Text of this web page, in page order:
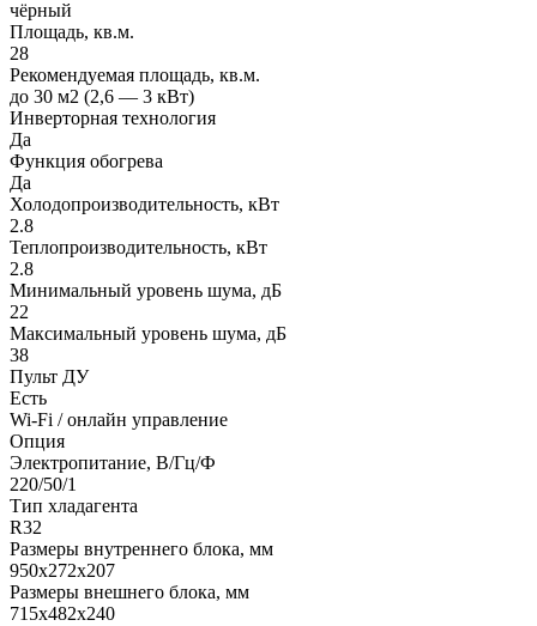
чёрный
Площадь, кв.м.
28
Рекомендуемая площадь, кв.м.
до 30 м2 (2,6 — 3 кВт)
Инверторная технология
Да
Функция обогрева
Да
Холодопроизводительность, кВт
2.8
Теплопроизводительность, кВт
2.8
Минимальный уровень шума, дБ
22
Максимальный уровень шума, дБ
38
Пульт ДУ
Есть
Wi-Fi / онлайн управление
Опция
Электропитание, В/Гц/Ф
220/50/1
Тип хладагента
R32
Размеры внутреннего блока, мм
950x272x207
Размеры внешнего блока, мм
715x482x240